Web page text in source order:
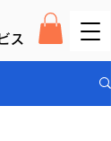
ス